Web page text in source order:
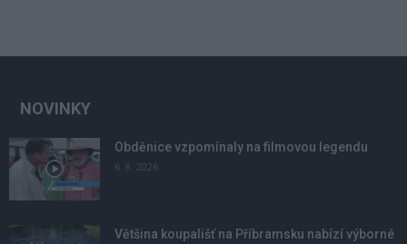
NOVINKY
Obděnice vzpomínaly na filmovou legendu
6. 8. 2026
Většina koupališť na Příbramsku nabízí výborné